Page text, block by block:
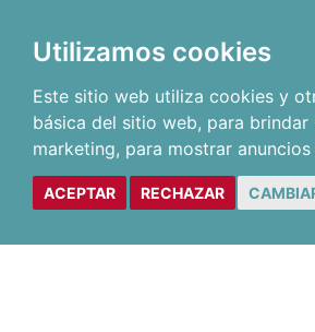
Utilizamos cookies
Este sitio web utiliza cookies y
básica del sitio web, para brindar
marketing, para mostrar
ACEPTAR RECHAZAR